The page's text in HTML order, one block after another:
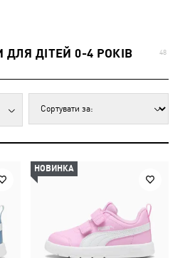
ДІТЕЙ 0-4 РОКІВ
48
НОВИНКА